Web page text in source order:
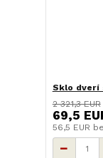
Sklo dverí
2 321,3 EUR
69,5
56,5 EUR